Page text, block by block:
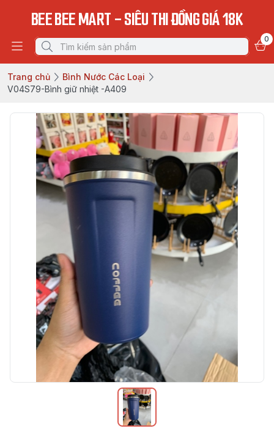
BEE BEE MART - SIÊU THI ĐỒNG GIÁ 18K
0
Trang chủ
Bình Nước Các Loại
V04S79-Bình giữ nhiệt -A409